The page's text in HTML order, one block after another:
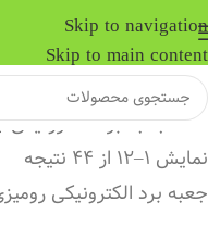
Skip to navigation
Skip to main content
خانه/جعبه برد الکترونیکی/
نمایش 1–12 از 44 نتیجه
جعبه برد الکترونیکی